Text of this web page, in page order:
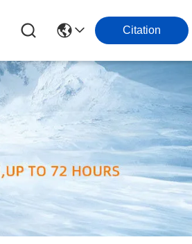
Citation